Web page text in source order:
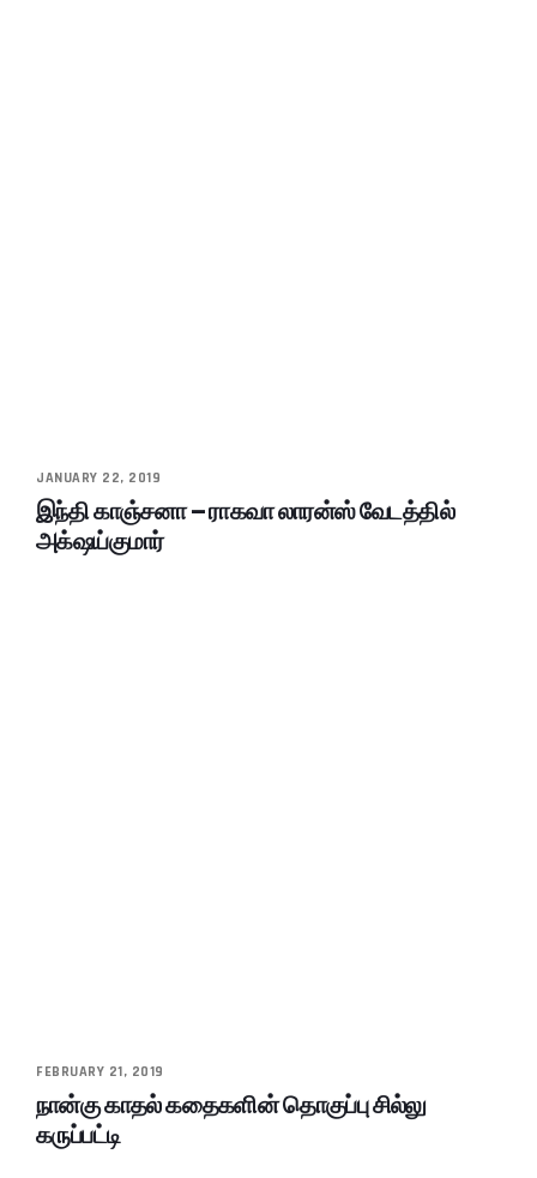
JANUARY 22, 2019
இந்தி காஞ்சனா – ராகவா லாரன்ஸ் வேடத்தில்
அக்‌ஷய்குமார்
FEBRUARY 21, 2019
நான்கு காதல் கதைகளின் தொகுப்பு சில்லு
கருப்பட்டி